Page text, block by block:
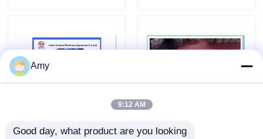
एक बोली का अनुरोध
श्वाइंग कंक्रीट पंप के भाग
HAVE संतुलन वाल्व 441540 पुट्ज़माइस्टर
Amy
9:12 AM
Good day, what product are you looking